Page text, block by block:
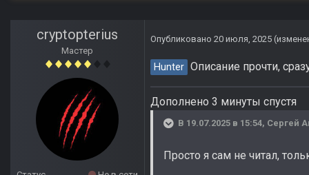
cryptopterius
Мастер
Опубликовано 20 июля, 2025
Hunter Описание прочти,
Дополнено 3 минуты спустя
В 19.07.2025 в 15:54, Сергей
Просто я сам не читал,